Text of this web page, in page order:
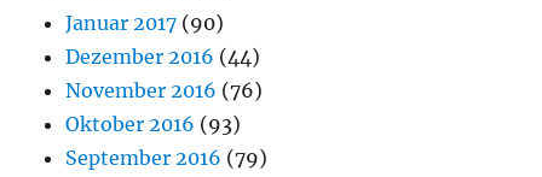
Januar 2017 (90)
Dezember 2016 (44)
November 2016 (76)
Oktober 2016 (93)
September 2016 (79)